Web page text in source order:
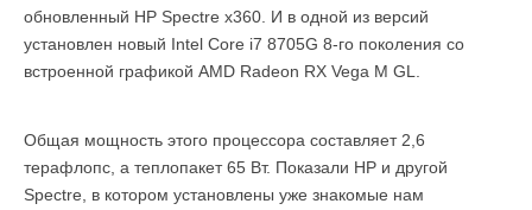
обновленный HP Spectre x360. И в одной из версий
установлен новый Intel Core i7 8705G 8-го поколения со
встроенной графикой AMD Radeon RX Vega M GL.
Общая мощность этого процессора составляет 2,6
терафлопс, а теплопакет 65 Вт. Показали HP и другой
Spectre, в котором установлены уже знакомые нам